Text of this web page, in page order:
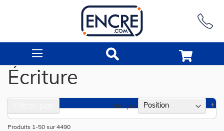
Écriture
Produits 1 -50 sur4490
Trier par